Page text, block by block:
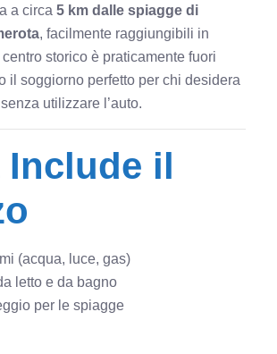
a circa 5 km dalle spiagge di
, facilmente raggiungibili in
storico è praticamente fuori
il soggiorno perfetto per chi desidera
utilizzare l’auto.
Include il
(acqua, luce, gas)
letto e da bagno
per le spiagge